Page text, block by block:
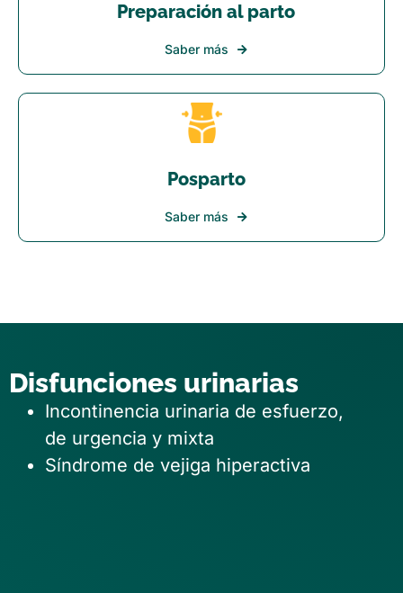
Preparación al parto
Saber más
Posparto
Saber más
Disfunciones urinarias
Incontinencia urinaria de esfuerzo,
de urgencia y mixta
Síndrome de vejiga hiperactiva